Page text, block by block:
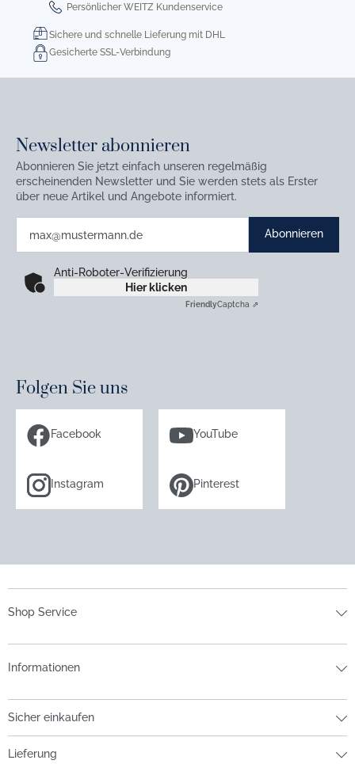
Persönlicher WEITZ Kundenservice
Sichere und schnelle Lieferung mit DHL
Gesicherte SSL-Verbindung
Newsletter abonnieren
Abonnieren Sie jetzt einfach unseren regelmäßig
erscheinenden Newsletter und Sie werden stets als Erster
über neue Artikel und Angebote informiert.
Abonnieren
Anti-Roboter-Verifizierung
Hier klicken
FriendlyCaptcha ⇗
Folgen Sie uns
Facebook YouTube
Instagram Pinterest
Shop Service
Informationen
Sicher einkaufen
Lieferung